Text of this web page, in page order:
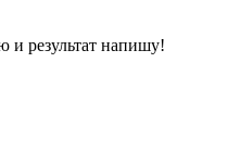
и результат напишу!